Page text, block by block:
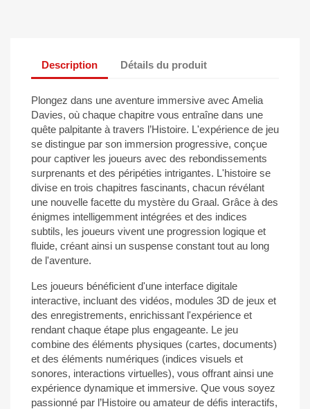
Description Détails du produit
Plongez dans une aventure immersive avec Amelia
Davies, où chaque chapitre vous entraîne dans une
quête palpitante à travers l’Histoire. L'expérience de jeu
se distingue par son immersion progressive, conçue
pour captiver les joueurs avec des rebondissements
surprenants et des péripéties intrigantes. L'histoire se
divise en trois chapitres fascinants, chacun révélant
une nouvelle facette du mystère du Graal. Grâce à des
énigmes intelligemment intégrées et des indices
subtils, les joueurs vivent une progression logique et
fluide, créant ainsi un suspense constant tout au long
de l'aventure.
Les joueurs bénéficient d'une interface digitale
interactive, incluant des vidéos, modules 3D de jeux et
des enregistrements, enrichissant l'expérience et
rendant chaque étape plus engageante. Le jeu
combine des éléments physiques (cartes, documents)
et des éléments numériques (indices visuels et
sonores, interactions virtuelles), vous offrant ainsi une
expérience dynamique et immersive. Que vous soyez
passionné par l’Histoire ou amateur de défis interactifs,